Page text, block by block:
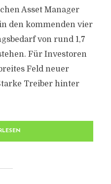
Asset Manager
den kommenden vier
von rund 1,7
Für Investoren
Feld neuer
Treiber hinter